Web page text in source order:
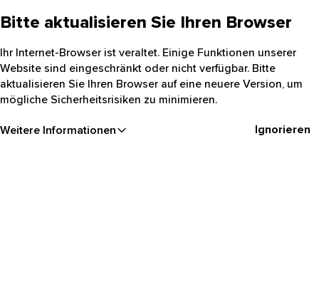
Bitte aktualisieren Sie Ihren Browser
Ihr Internet-Browser ist veraltet. Einige Funktionen unserer
Website sind eingeschränkt oder nicht verfügbar. Bitte
aktualisieren Sie Ihren Browser auf eine neuere Version, um
mögliche Sicherheitsrisiken zu minimieren.
Weitere Informationen Ignorieren